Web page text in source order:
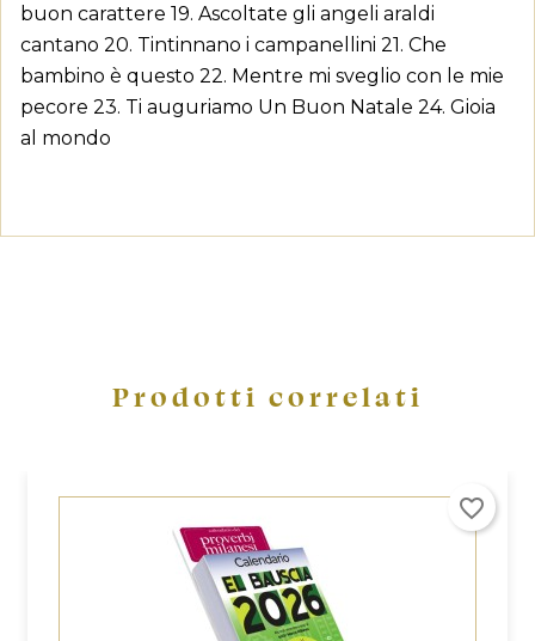
buon carattere 19. Ascoltate gli angeli araldi
cantano 20. Tintinnano i campanellini 21. Che
bambino è questo 22. Mentre mi sveglio con le mie
pecore 23. Ti auguriamo Un Buon Natale 24. Gioia
al mondo
Prodotti correlati
favorite_border